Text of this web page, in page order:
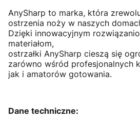
AnySharp to marka, która
ostrzenia noży w naszych
Dzięki innowacyjnym
materiałom,
ostrzałki AnySharp cieszą się
zarówno wśród profesjonalnych
jak i amatorów gotowania.
Dane techniczne: